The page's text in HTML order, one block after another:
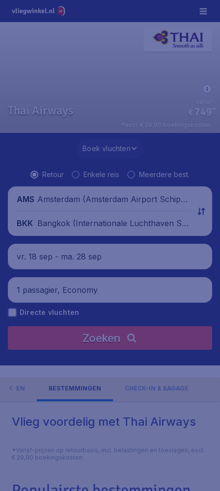
Thai Airways € 749*
vanaf
*excl. € 29,90 boekingskosten.
Boek vluchten
Retour Enkele reis Meerdere best.
AMS Amsterdam (Amsterdam Airport Schipho
BKK Bangkok (Internationale Luchthaven Suv
arnabhumi), Thailand
vr. 18 sep - ma. 28 sep
1 passagier, Economy
Directe vluchten
Zoeken
BESTEMMINGEN CHECK-IN & BAGAGE
Vlieg voordelig met Thai Airways
*Vanaf-prijzen op retourbasis, incl. belastingen en toeslagen, excl.
€ 29,90 boekingskosten.